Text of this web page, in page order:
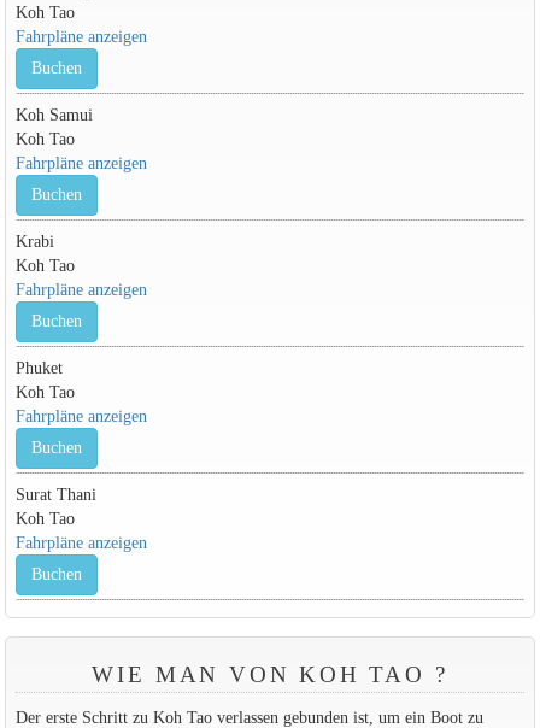
Koh Tao
Fahrpläne anzeigen
Buchen
Koh Samui
Koh Tao
Fahrpläne anzeigen
Buchen
Krabi
Koh Tao
Fahrpläne anzeigen
Buchen
Phuket
Koh Tao
Fahrpläne anzeigen
Buchen
Surat Thani
Koh Tao
Fahrpläne anzeigen
Buchen
WIE MAN VON KOH TAO ?
Der erste Schritt zu Koh Tao verlassen gebunden ist, um ein Boot zu